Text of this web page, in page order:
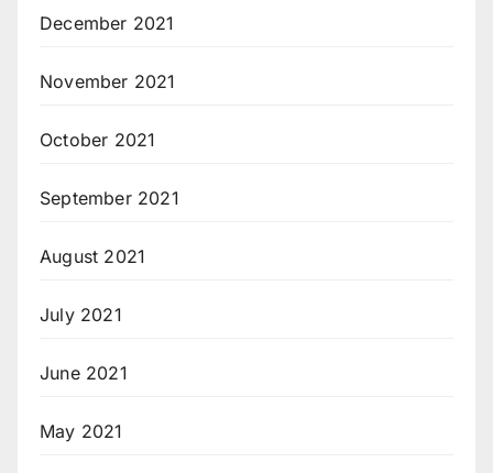
December 2021
November 2021
October 2021
September 2021
August 2021
July 2021
June 2021
May 2021